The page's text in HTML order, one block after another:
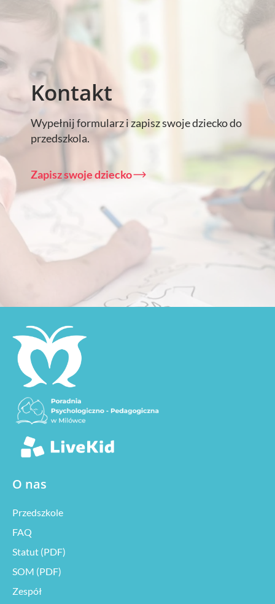
Kontakt
Wypełnij formularz i zapisz swoje dziecko do
przedszkola.
Zapisz swoje dziecko
O nas
Przedszkole
FAQ
Statut (PDF)
SOM (PDF)
Zespół